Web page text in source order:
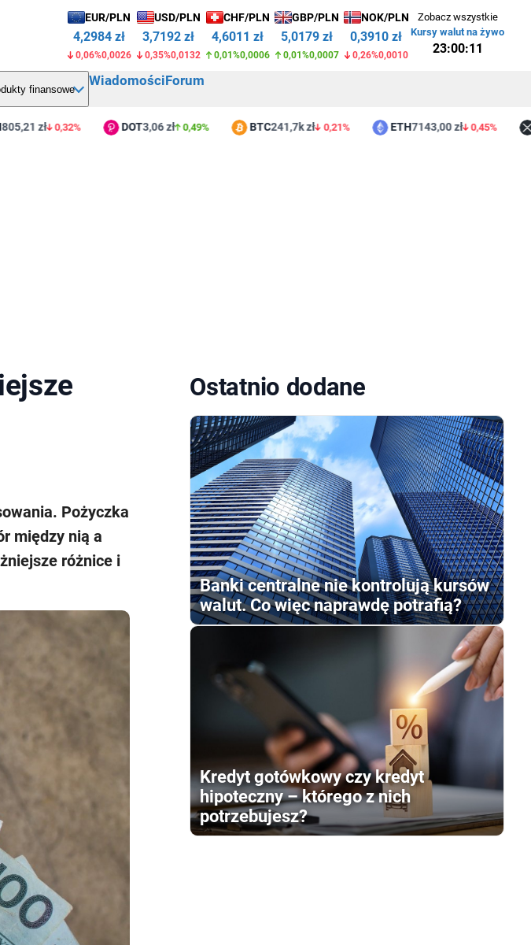
EUR/PLN
4,2984 zł
0,06%0,0026
USD/PLN
3,7192 zł
0,35%0,0132
CHF/PLN
4,6011 zł
0,01%0,0006
GBP/PLN
5,0179 zł
0,01%0,0007
NOK/PLN
0,3910 zł
0,26%0,0010
Zobacz wszystkie
Kursy walut na żywo
23:00:11
finansowe
WiadomościForum
zł 0,32% DOT3,06 zł 0,49% BTC241,7k zł 0,21% ETH7143,00 zł 0,45%
Pożyczka
między nią a
różnice i
Ostatnio dodane
Banki centralne nie kontrolują kursów
walut. Co więc naprawdę potrafią?
Kredyt gotówkowy czy kredyt
hipoteczny – którego z nich
potrzebujesz?